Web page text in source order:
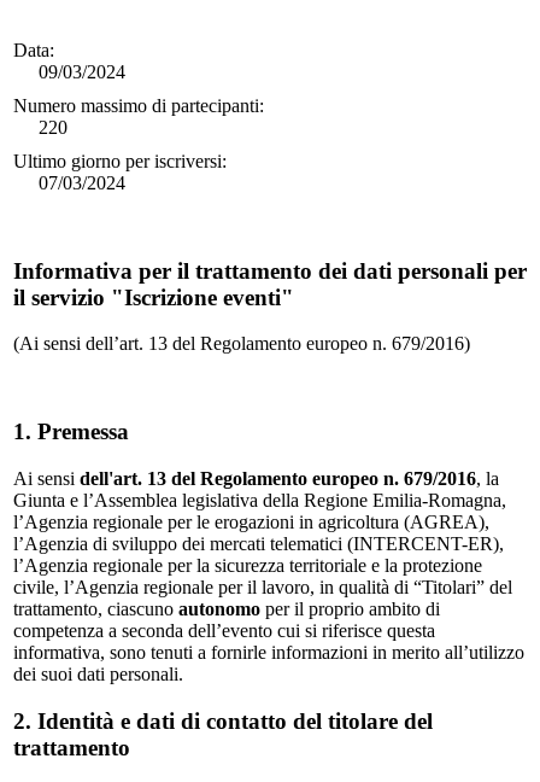
Data:
09/03/2024
Numero massimo di partecipanti:
220
Ultimo giorno per iscriversi:
07/03/2024
Informativa per il trattamento dei dati personali per
il servizio "Iscrizione eventi"
(Ai sensi dell’art. 13 del Regolamento europeo n. 679/2016)
1. Premessa
Ai sensi dell'art. 13 del Regolamento europeo n. 679/2016, la
Giunta e l’Assemblea legislativa della Regione Emilia-Romagna,
l’Agenzia regionale per le erogazioni in agricoltura (AGREA),
l’Agenzia di sviluppo dei mercati telematici (INTERCENT-ER),
l’Agenzia regionale per la sicurezza territoriale e la protezione
civile, l’Agenzia regionale per il lavoro, in qualità di “Titolari” del
trattamento, ciascuno autonomo per il proprio ambito di
competenza a seconda dell’evento cui si riferisce questa
informativa, sono tenuti a fornirle informazioni in merito all’utilizzo
dei suoi dati personali.
2. Identità e dati di contatto del titolare del
trattamento